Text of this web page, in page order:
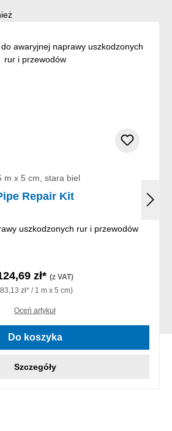
m x 5 cm, stara biel
Repair Kit
uszkodzonych rur i przewodów
zł* (z VAT)
zł* / 1 m x 5 cm)
Oceń artykuł
Do koszyka
Szczegóły